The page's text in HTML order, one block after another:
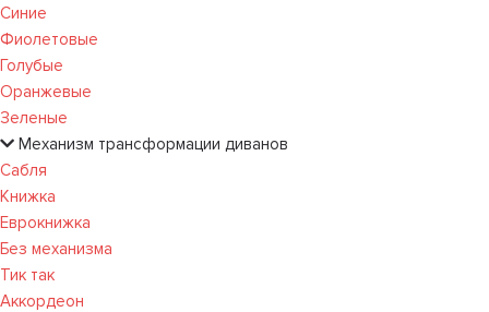
Синие
Фиолетовые
Голубые
Оранжевые
Зеленые
Механизм трансформации диванов
Сабля
Книжка
Еврокнижка
Без механизма
Тик так
Аккордеон